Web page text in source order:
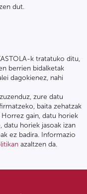
dut.
k tratatuko ditu,
berrien bidalketak
dagokienez, nahi
zure datu
baita zehatzak
gain, datu horiek
datu horiek jasoak izan
ez badira. Informazio
azaltzen da.